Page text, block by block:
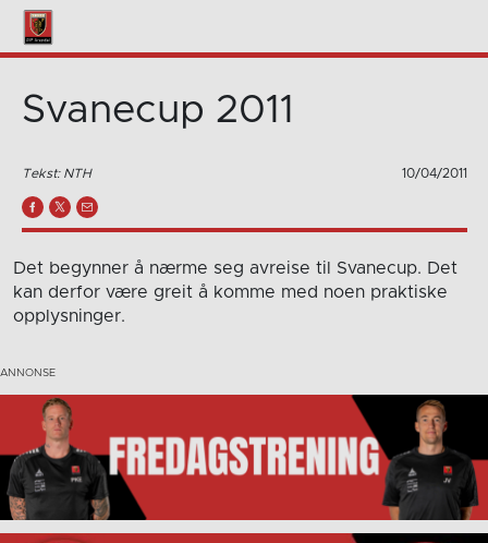
Svanecup 2011
Tekst: NTH 10/04/2011
Det begynner å nærme seg avreise til Svanecup. Det
kan derfor være greit å komme med noen praktiske
opplysninger.